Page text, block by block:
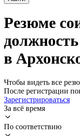
Резюме
должность
в
Чтобы видеть все
После регистрации
Зарегистрироваться
За всё время
По соответствию